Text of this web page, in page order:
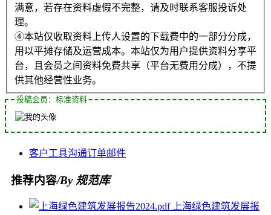
满意，若存在资料虚假不完整，请及时联系客服投诉处
理。
④本站仅收取资料上传人设置的下载费中的一部分分成，
用以平摊存储及运营成本。本站仅为用户提供资料分享平
台，且会员之间资料免费共享（平台无费用分成），不提
供其他经营性业务。
投稿会员：标准资料
客户工具沟通订单邮件
推荐内容/By 规范库
上海绿色建筑发展报